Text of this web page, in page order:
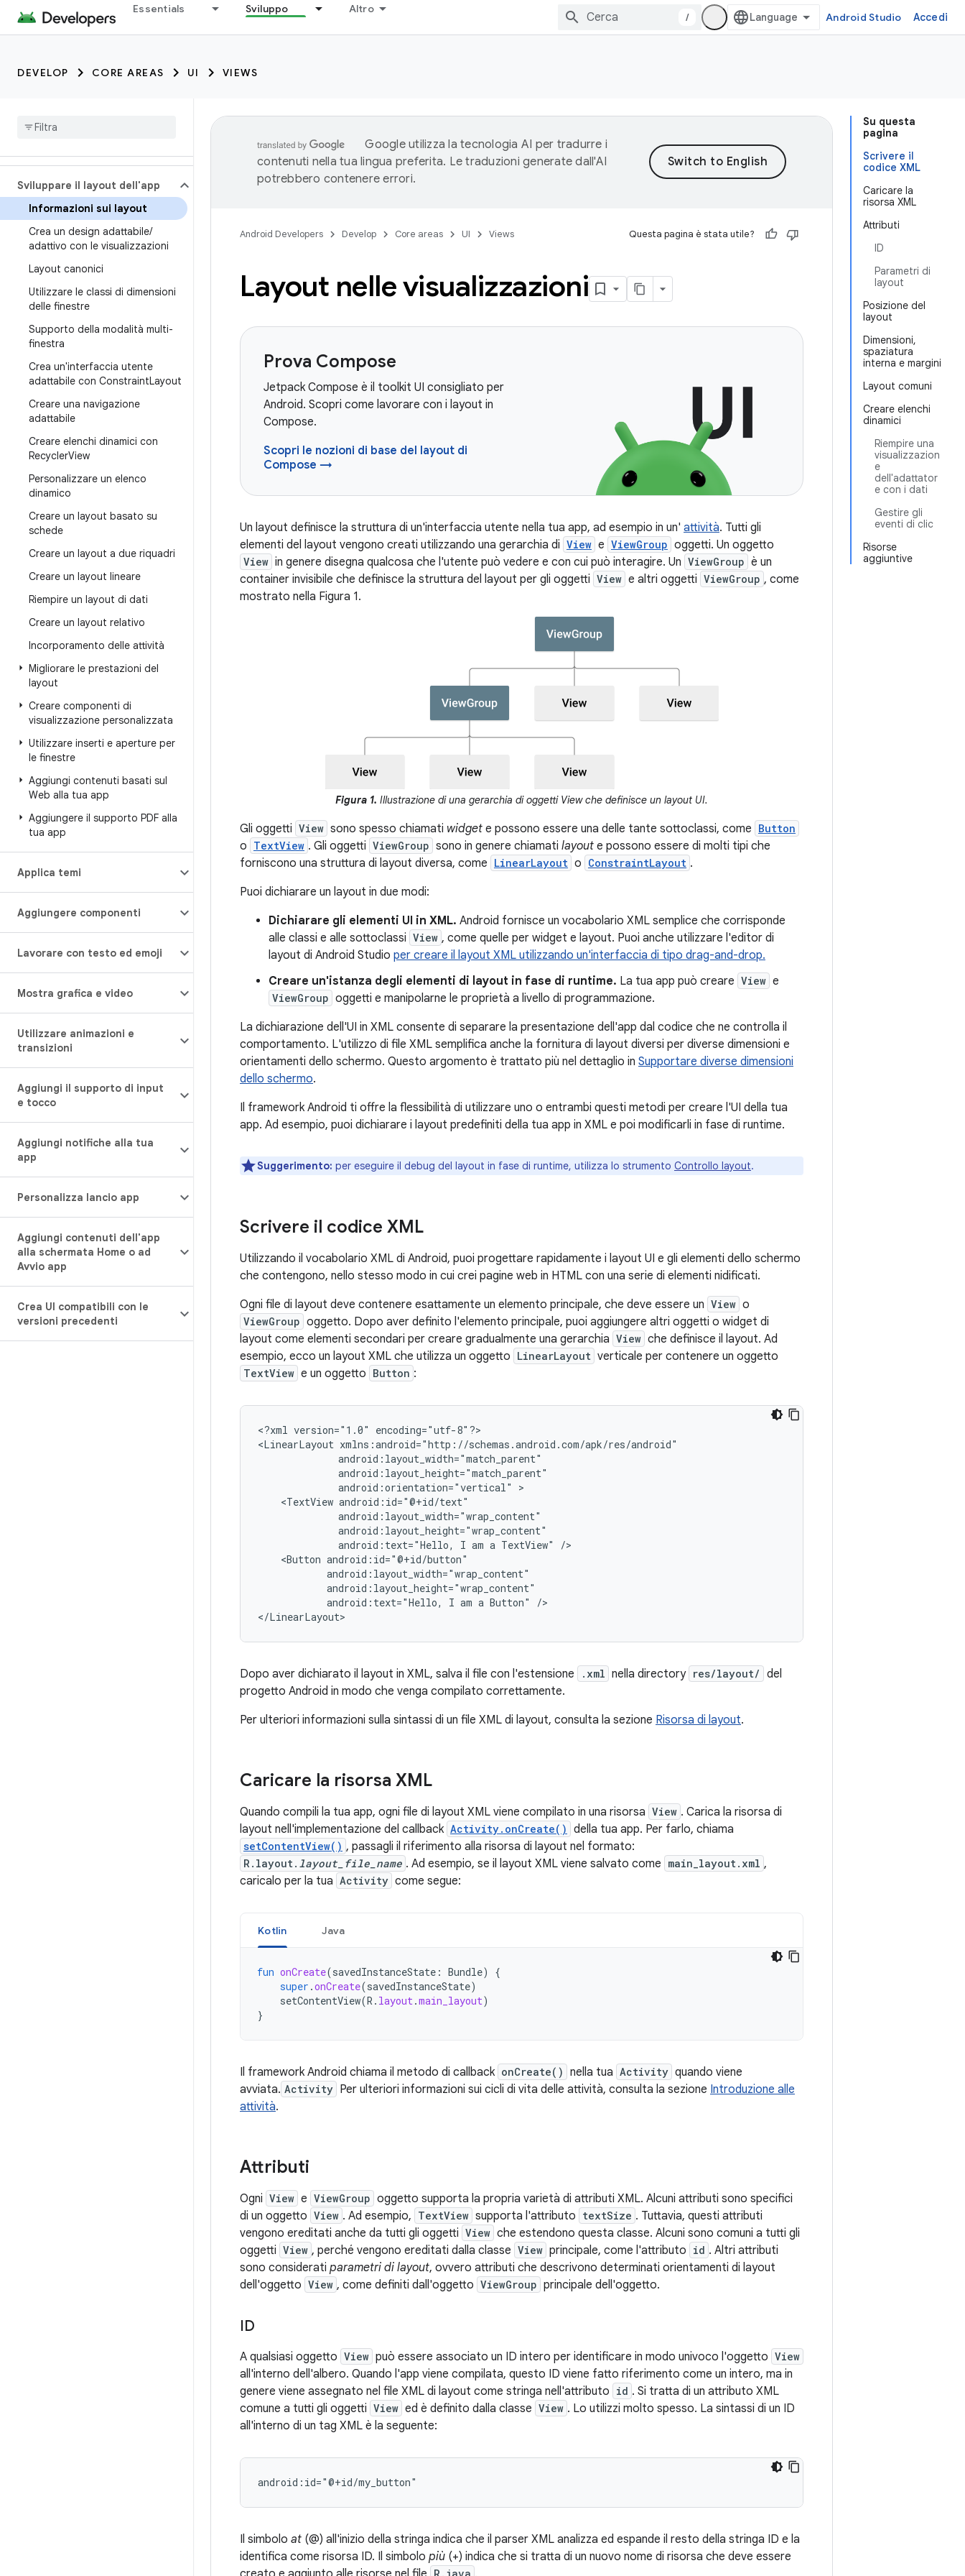
Essentials Sviluppo Altro
/ Android Studio Accedi
DEVELOP CORE AREAS UI VIEWS
Sviluppare il layout dell'app
Informazioni sui layout
Crea un design adattabile/
adattivo con le visualizzazioni
Layout canonici
Utilizzare le classi di dimensioni
delle finestre
Supporto della modalità multi-
finestra
Crea un'interfaccia utente
adattabile con ConstraintLayout
Creare una navigazione
adattabile
Creare elenchi dinamici con
RecyclerView
Personalizzare un elenco
dinamico
Creare un layout basato su
schede
Creare un layout a due riquadri
Creare un layout lineare
Riempire un layout di dati
Creare un layout relativo
Incorporamento delle attività
Migliorare le prestazioni del
layout
Creare componenti di
visualizzazione personalizzata
Utilizzare inserti e aperture per
le finestre
Aggiungi contenuti basati sul
Web alla tua app
Aggiungere il supporto PDF alla
tua app
Applica temi
Aggiungere componenti
Lavorare con testo ed emoji
Mostra grafica e video
Utilizzare animazioni e
transizioni
Aggiungi il supporto di input
e tocco
Aggiungi notifiche alla tua
app
Personalizza lancio app
Aggiungi contenuti dell'app
alla schermata Home o ad
Avvio app
Crea UI compatibili con le
versioni precedenti
Su questa
pagina
Scrivere il
codice XML
Caricare la
risorsa XML
Attributi
ID
Parametri di
layout
Posizione del
layout
Dimensioni,
spaziatura
interna e margini
Layout comuni
Creare elenchi
dinamici
Riempire una
visualizzazion
e
dell'adattator
e con i dati
Gestire gli
eventi di clic
Risorse
aggiuntive
Google utilizza la tecnologia AI per tradurre i
contenuti nella tua lingua preferita. Le traduzioni generate dall'AI
potrebbero contenere errori.
Android Developers Develop Core areas UI Views Questa pagina è stata utile?
Layout nelle visualizzazioni
Prova Compose
Jetpack Compose è il toolkit UI consigliato per
Android. Scopri come lavorare con i layout in
Compose.
Scopri le nozioni di base del layout di
Compose →
Un layout definisce la struttura di un'interfaccia utente nella tua app, ad esempio in un' attività. Tutti gli
elementi del layout vengono creati utilizzando una gerarchia di View e ViewGroup oggetti. Un oggetto
View in genere disegna qualcosa che l'utente può vedere e con cui può interagire. Un ViewGroup è un
container invisibile che definisce la struttura del layout per gli oggetti View e altri oggetti ViewGroup , come
mostrato nella Figura 1.
Figura 1. Illustrazione di una gerarchia di oggetti View che definisce un layout UI.
Gli oggetti View sono spesso chiamati widget e possono essere una delle tante sottoclassi, come Button
o TextView . Gli oggetti ViewGroup sono in genere chiamati layout e possono essere di molti tipi che
forniscono una struttura di layout diversa, come LinearLayout o ConstraintLayout .
Puoi dichiarare un layout in due modi:
Dichiarare gli elementi UI in XML. Android fornisce un vocabolario XML semplice che corrisponde
alle classi e alle sottoclassi View , come quelle per widget e layout. Puoi anche utilizzare l'editor di
layout di Android Studio per creare il layout XML utilizzando un'interfaccia di tipo drag-and-drop.
Creare un'istanza degli elementi di layout in fase di runtime. La tua app può creare View e
ViewGroup oggetti e manipolarne le proprietà a livello di programmazione.
La dichiarazione dell'UI in XML consente di separare la presentazione dell'app dal codice che ne controlla il
comportamento. L'utilizzo di file XML semplifica anche la fornitura di layout diversi per diverse dimensioni e
orientamenti dello schermo. Questo argomento è trattato più nel dettaglio in Supportare diverse dimensioni
dello schermo.
Il framework Android ti offre la flessibilità di utilizzare uno o entrambi questi metodi per creare l'UI della tua
app. Ad esempio, puoi dichiarare i layout predefiniti della tua app in XML e poi modificarli in fase di runtime.
Suggerimento: per eseguire il debug del layout in fase di runtime, utilizza lo strumento Controllo layout.
Scrivere il codice XML
Utilizzando il vocabolario XML di Android, puoi progettare rapidamente i layout UI e gli elementi dello schermo
che contengono, nello stesso modo in cui crei pagine web in HTML con una serie di elementi nidificati.
Ogni file di layout deve contenere esattamente un elemento principale, che deve essere un View o
ViewGroup oggetto. Dopo aver definito l'elemento principale, puoi aggiungere altri oggetti o widget di
layout come elementi secondari per creare gradualmente una gerarchia View che definisce il layout. Ad
esempio, ecco un layout XML che utilizza un oggetto LinearLayout verticale per contenere un oggetto
TextView e un oggetto Button :
<?xml version="1.0"
encoding="utf-8"?>
<LinearLayout
android:orientation="vertical"
<TextView
android:text="Hello,
I am a TextView"
<Button
android:text="Hello,
I am a Button"
/>
</LinearLayout>
Dopo aver dichiarato il layout in XML, salva il file con l'estensione .xml nella directory res/layout/ del
progetto Android in modo che venga compilato correttamente.
Per ulteriori informazioni sulla sintassi di un file XML di layout, consulta la sezione Risorsa di layout.
Caricare la risorsa XML
Quando compili la tua app, ogni file di layout XML viene compilato in una risorsa View . Carica la risorsa di
layout nell'implementazione del callback Activity.onCreate() della tua app. Per farlo, chiama
setContentView() , passagli il riferimento alla risorsa di layout nel formato:
R.layout. layout_file_name . Ad esempio, se il layout XML viene salvato come main_layout.xml ,
caricalo per la tua Activity come segue:
Kotlin Java
fun onCreate(savedInstanceState : Bundle)
{
super .onCreate(savedInstanceState)
setContentView(R . layout.main_layout)
}
Il framework Android chiama il metodo di callback onCreate() nella tua Activity quando viene
avviata. Activity Per ulteriori informazioni sui cicli di vita delle attività, consulta la sezione Introduzione alle
attività.
Attributi
Ogni View e ViewGroup oggetto supporta la propria varietà di attributi XML. Alcuni attributi sono specifici
di un oggetto View . Ad esempio, TextView supporta l'attributo textSize . Tuttavia, questi attributi
vengono ereditati anche da tutti gli oggetti View che estendono questa classe. Alcuni sono comuni a tutti gli
oggetti View , perché vengono ereditati dalla classe View principale, come l'attributo id . Altri attributi
sono considerati parametri di layout, ovvero attributi che descrivono determinati orientamenti di layout
dell'oggetto View , come definiti dall'oggetto ViewGroup principale dell'oggetto.
ID
A qualsiasi oggetto View può essere associato un ID intero per identificare in modo univoco l'oggetto View
all'interno dell'albero. Quando l'app viene compilata, questo ID viene fatto riferimento come un intero, ma in
genere viene assegnato nel file XML di layout come stringa nell'attributo id . Si tratta di un attributo XML
comune a tutti gli oggetti View ed è definito dalla classe View . Lo utilizzi molto spesso. La sintassi di un ID
all'interno di un tag XML è la seguente:
android:id="@+id/my_button"
Il simbolo at (@) all'inizio della stringa indica che il parser XML analizza ed espande il resto della stringa ID e la
identifica come risorsa ID. Il simbolo più (+) indica che si tratta di un nuovo nome di risorsa che deve essere